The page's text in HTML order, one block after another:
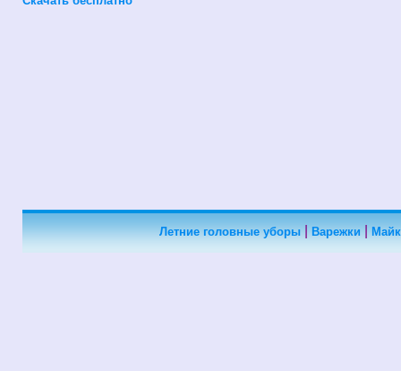
Летние головные уборы|Варежки|